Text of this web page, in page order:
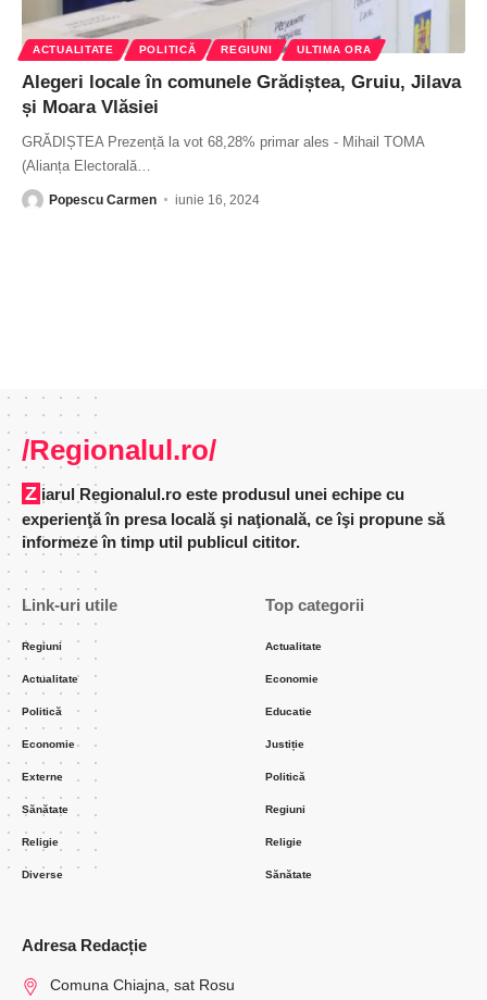
ACTUALITATE POLITICĂ REGIUNI ULTIMA ORA
Alegeri locale în comunele Grădiștea, Gruiu, Jilava
și Moara Vlăsiei
GRĂDIȘTEA Prezență la vot 68,28% primar ales - Mihail TOMA
(Alianța Electorală
Popescu Carmen iunie 16, 2024
/Regionalul.ro/
Ziarul Regionalul.ro este produsul unei echipe cu
experienţă în presa locală şi naţională, ce îşi propune să
informeze în timp util publicul cititor.
Link-uri utile
Regiuni
Actualitate
Politică
Economie
Externe
Sănătate
Religie
Diverse
Top categorii
Actualitate
Economie
Educatie
Justiție
Politică
Regiuni
Religie
Sănătate
Adresa Redacție
Comuna Chiajna, sat Rosu